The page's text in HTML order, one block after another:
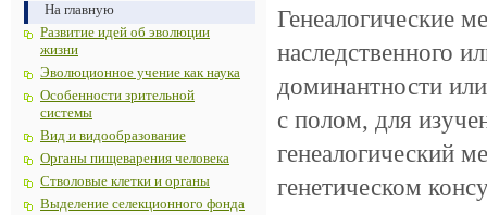
На главную
Развитие идей об эволюции
жизни
Эволюционное учение как наука
Особенности зрительной
системы
Вид и видообразование
Органы пищеварения человека
Стволовые клетки и органы
Выделение селекционного фонда
Генеалогические
наследственного
доминантности
с полом, для
генеалогический
генетическом